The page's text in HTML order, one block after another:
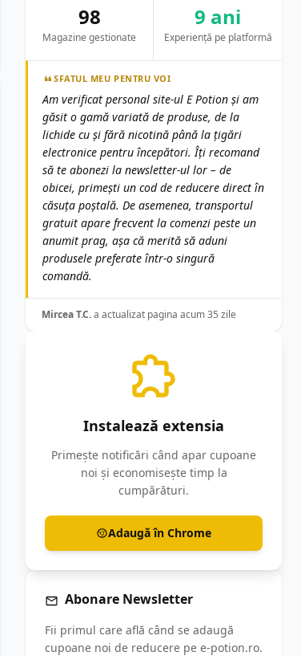
98
Magazine gestionate
9 ani
Experiență pe platformă
SFATUL MEU PENTRU VOI
Am verificat personal site-ul E Potion și am
găsit o gamă variată de produse, de la
lichide cu și fără nicotină până la țigări
electronice pentru începători. Îți recomand
să te abonezi la newsletter-ul lor – de
obicei, primești un cod de reducere direct în
căsuța poștală. De asemenea, transportul
gratuit apare frecvent la comenzi peste un
anumit prag, așa că merită să aduni
produsele preferate într-o singură
comandă.
Mircea T.C.a actualizat pagina acum 35 zile
Instalează extensia
Primește notificări când apar cupoane
noi și economisește timp la
cumpărături.
Adaugă în Chrome
Abonare Newsletter
Fii primul care află când se adaugă
cupoane noi de reducere pe e-potion.ro.